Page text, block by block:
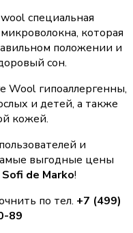
специальная
которая
положении и
сон.
Wool гипоаллергенны,
и детей, а также
кожей.
и
выгодные цены
Sofi de Marko!
по тел. +7 (499)
89